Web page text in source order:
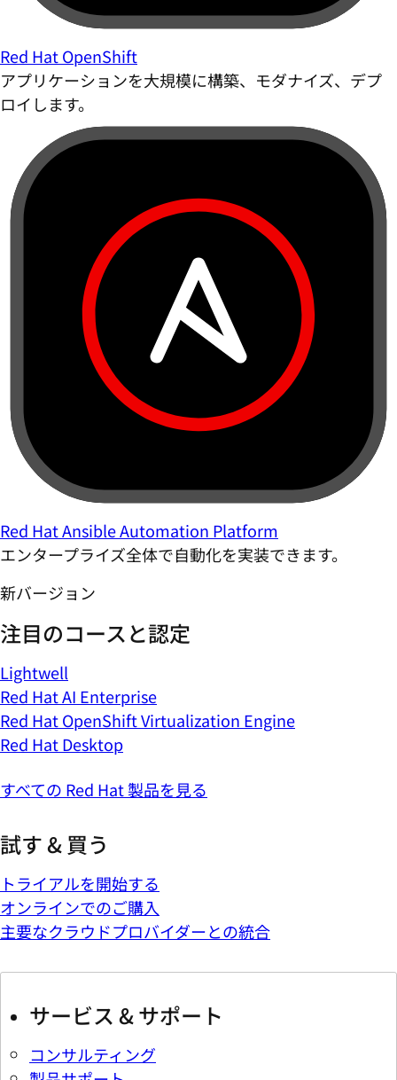
Red Hat OpenShift
アプリケーションを大規模に構築、モダナイズ、デプ
ロイします。
Red Hat Ansible Automation Platform
エンタープライズ全体で自動化を実装できます。
新バージョン
注目のコースと認定
Lightwell
Red Hat AI Enterprise
Red Hat OpenShift Virtualization Engine
Red Hat Desktop
すべての Red Hat 製品を見る
試す & 買う
トライアルを開始する
オンラインでのご購入
主要なクラウドプロバイダーとの統合
サービス & サポート
コンサルティング